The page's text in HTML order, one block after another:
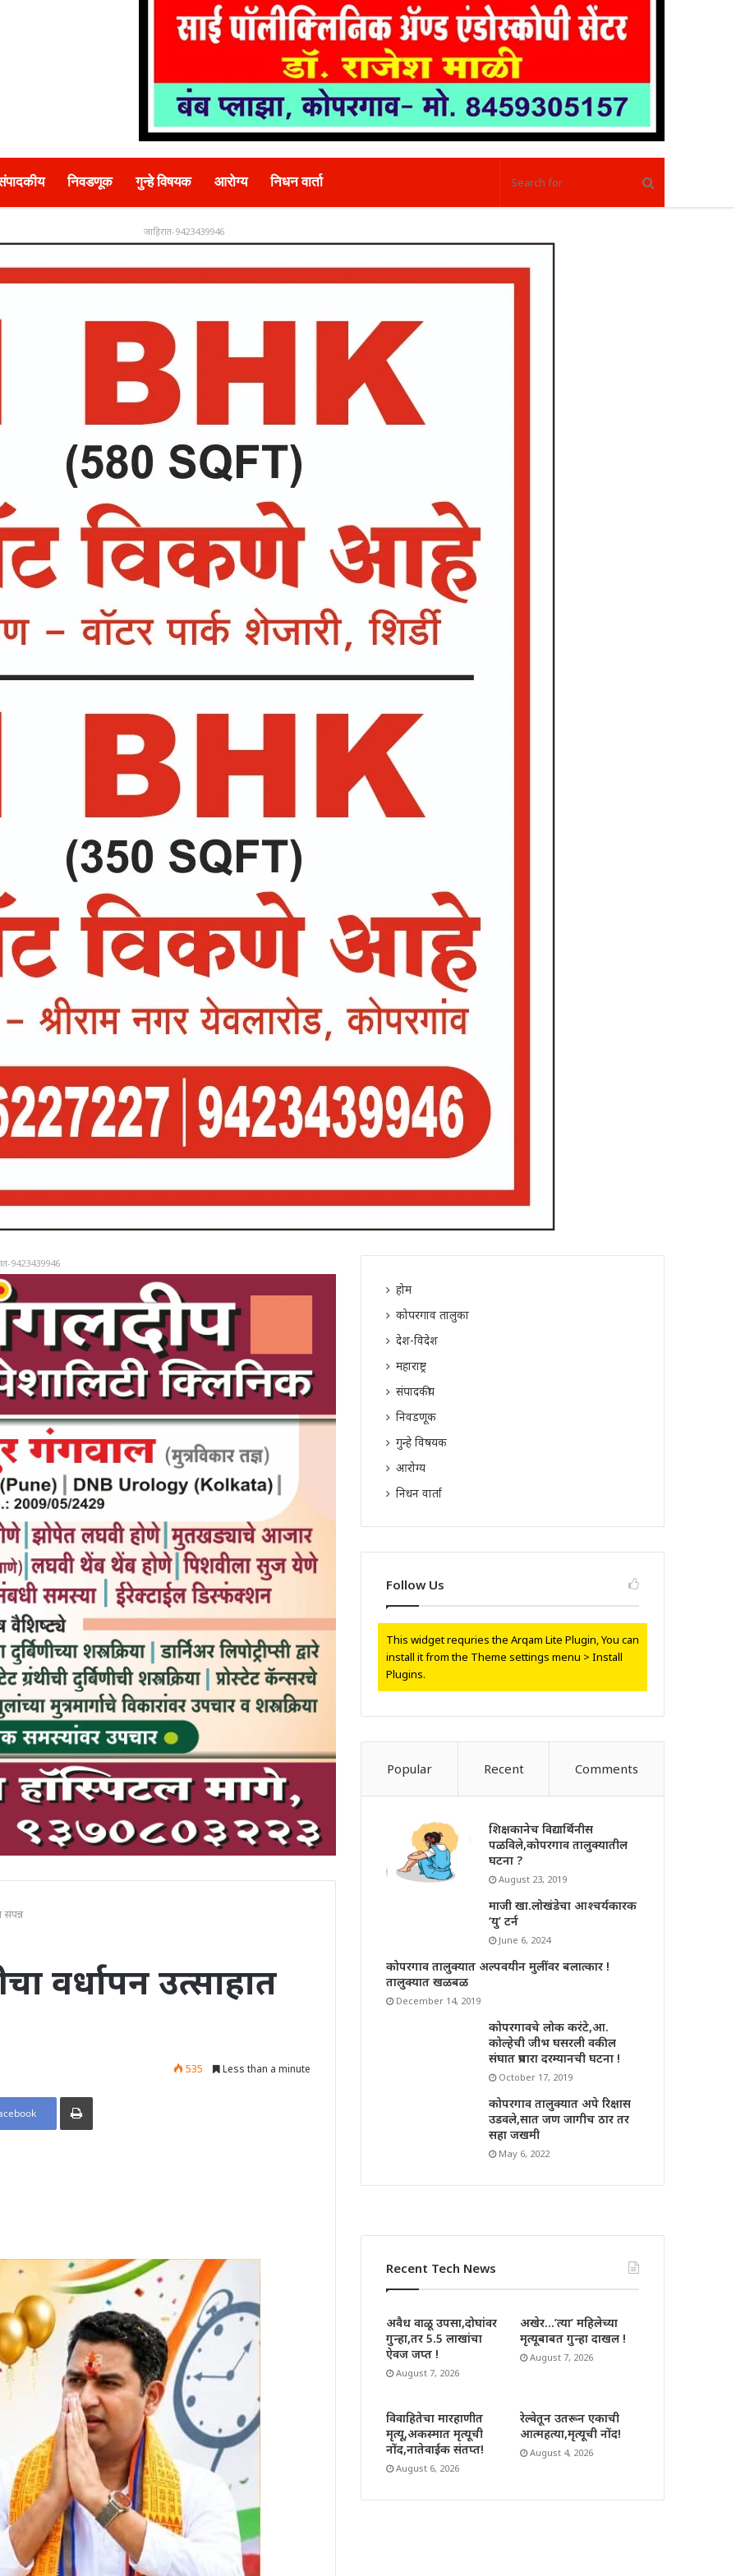
निवडणूक गुन्हे विषयक आरोग्य निधन वार्ता
जाहिरात-9423439946
9423439946
संपन्न
वर्धापन उत्साहात
535 Less than a minute
Print
होम
कोपरगाव तालुका
देश-विदेश
महाराष्ट्र
संपादकीय
निवडणूक
गुन्हे विषयक
आरोग्य
निधन वार्ता
Follow Us
This widget requries the Arqam Lite Plugin, You can
install it from the Theme settings menu > Install
Plugins.
Popular Recent Comments
शिक्षकानेच विद्यार्थिनीस
पळविले,कोपरगाव तालुक्यातील
घटना ?
August 23, 2019
माजी खा.लोखंडेचा आश्चर्यकारक
‘यु’ टर्न
June 6, 2024
कोपरगाव तालुक्यात अल्पवयीन मुलींवर बलात्कार !
तालुक्यात खळबळ
December 14, 2019
कोपरगावचे लोक करंटे,आ.
कोल्हेची जीभ घसरली वकील
संघात प्रचारा दरम्यानची घटना !
October 17, 2019
कोपरगाव तालुक्यात अपे रिक्षास
उडवले,सात जण जागीच ठार तर
सहा जखमी
May 6, 2022
Recent Tech News
अवैध वाळू उपसा,दोघांवर
गुन्हा,तर 5.5 लाखांचा
ऐवज जप्त !
August 7, 2026
अखेर…’त्या’ महिलेच्या
मृत्यूबाबत गुन्हा दाखल !
August 7, 2026
विवाहितेचा मारहाणीत
मृत्यू,अकस्मात मृत्यूची
नोंद,नातेवाईक संतप्त!
August 6, 2026
रेल्वेतून उतरून एकाची
आत्महत्या,मृत्यूची नोंद!
August 4, 2026